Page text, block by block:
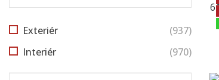
Exteriér
(937)
Interiér
(970)